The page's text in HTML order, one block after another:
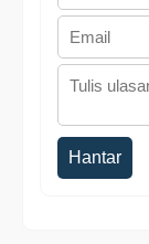
Hantar